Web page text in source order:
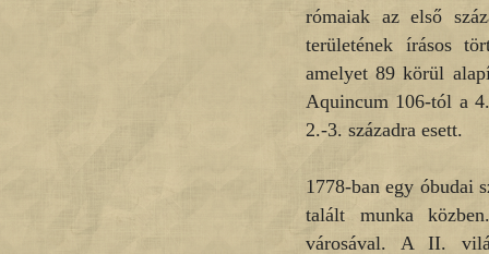
rómaiak az első
területének írásos
amelyet 89 körül
Aquincum 106-tól a
2.-3. századra esett.
1778-ban egy óbudai
talált munka
városával. A II.